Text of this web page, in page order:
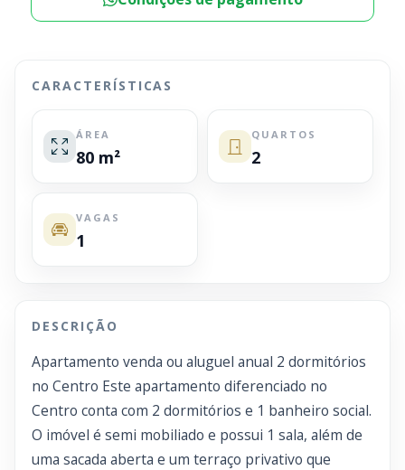
CARACTERÍSTICAS
ÁREA
80 m²
QUARTOS
2
VAGAS
1
DESCRIÇÃO
Apartamento venda ou aluguel anual 2 dormitórios
no Centro Este apartamento diferenciado no
Centro conta com 2 dormitórios e 1 banheiro social.
O imóvel é semi mobiliado e possui 1 sala, além de
uma sacada aberta e um terraço privativo que